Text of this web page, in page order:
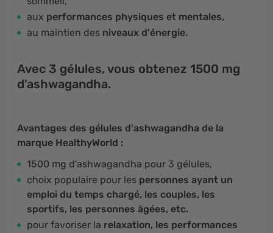
aux performances physiques et mentales,
au maintien des niveaux d'énergie.
Avec 3 gélules, vous obtenez 1500 mg
d'ashwagandha.
Avantages des gélules d'ashwagandha de la
marque HealthyWorld :
1500 mg d'ashwagandha pour 3 gélules,
choix populaire pour les personnes ayant un
emploi du temps chargé, les couples, les
sportifs, les personnes âgées, etc.
pour favoriser la relaxation, les performances